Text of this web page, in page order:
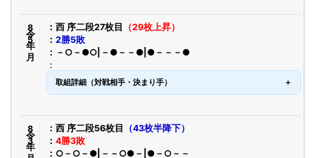
令8年5月 西 序二段27枚目
（29枚上昇）
2勝5敗
－○－●○|－●－－●|●－－－●
取組詳細（対戦相手・決まり手）
令8年3月 西 序二段56枚目
（43枚半降下）
4勝3敗
○－○－●|－－○●－|●－○－－